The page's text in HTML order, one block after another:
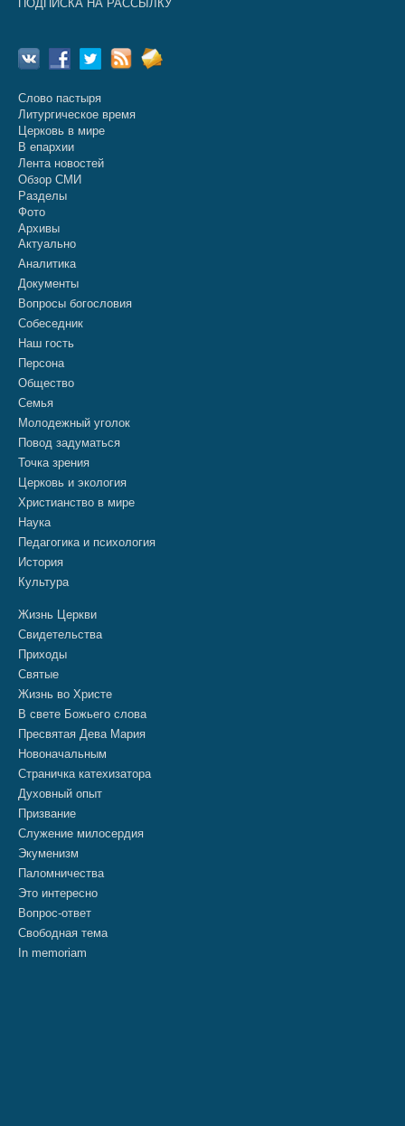
ПОДПИСКА НА РАССЫЛКУ
Слово пастыря
Литургическое время
Церковь в мире
В епархии
Лента новостей
Обзор СМИ
Разделы
Фото
Архивы
Актуально
Аналитика
Документы
Вопросы богословия
Собеседник
Наш гость
Персона
Общество
Семья
Молодежный уголок
Повод задуматься
Точка зрения
Церковь и экология
Христианство в мире
Наука
Педагогика и психология
История
Культура
Жизнь Церкви
Свидетельства
Приходы
Святые
Жизнь во Христе
В свете Божьего слова
Пресвятая Дева Мария
Новоначальным
Страничка катехизатора
Духовный опыт
Призвание
Служение милосердия
Экуменизм
Паломничества
Это интересно
Вопрос-ответ
Свободная тема
In memoriam